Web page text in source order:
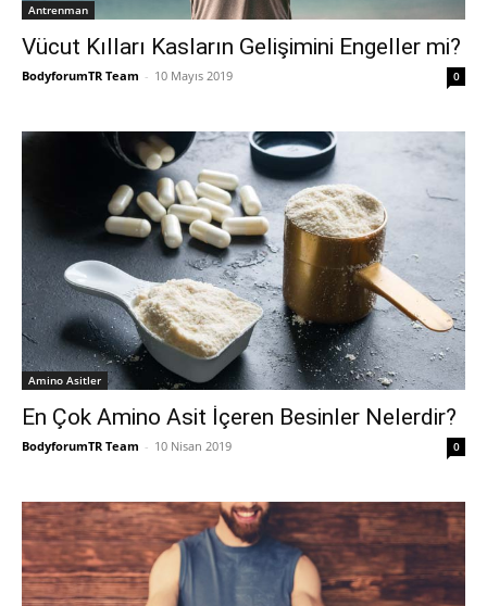
Antrenman
Vücut Kılları Kasların Gelişimini Engeller mi?
BodyforumTR Team - 10 Mayıs 2019 0
Amino Asitler
En Çok Amino Asit İçeren Besinler Nelerdir?
BodyforumTR Team - 10 Nisan 2019 0